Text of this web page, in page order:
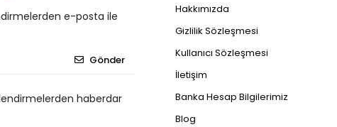
e-posta ile
Gönder
haberdar
Hakkımızda
Gizlilik Sözleşmesi
Kullanıcı Sözleşmesi
İletişim
Banka Hesap Bilgilerimiz
Blog